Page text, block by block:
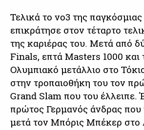
Τελικά το νο3 της
επικράτησε στον τέταρτο
της καριέρας του. Μετά από
Finals, επτά Masters 1000 και
Ολυμπιακό μετάλλιο στο
στην τροπαιοθήκη του τον
Grand Slam που του έλλειπε.
πρώτος Γερμανός άνδρας που
μετά τον Μπόρις Μπέκερ στο